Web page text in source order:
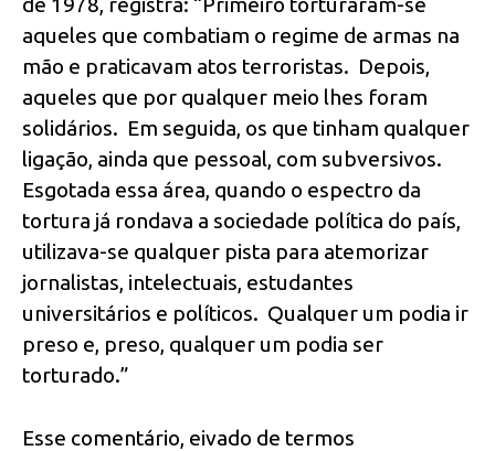
aqueles que combatiam o regime de armas na
mão e praticavam atos terroristas. Depois,
aqueles que por qualquer meio lhes foram
solidários. Em seguida, os que tinham qualquer
ligação, ainda que pessoal, com subversivos.
Esgotada essa área, quando o espectro da
tortura já rondava a sociedade política do país,
utilizava-se qualquer pista para atemorizar
jornalistas, intelectuais, estudantes
universitários e políticos. Qualquer um podia ir
preso e, preso, qualquer um podia ser
torturado.”
Esse comentário, eivado de termos